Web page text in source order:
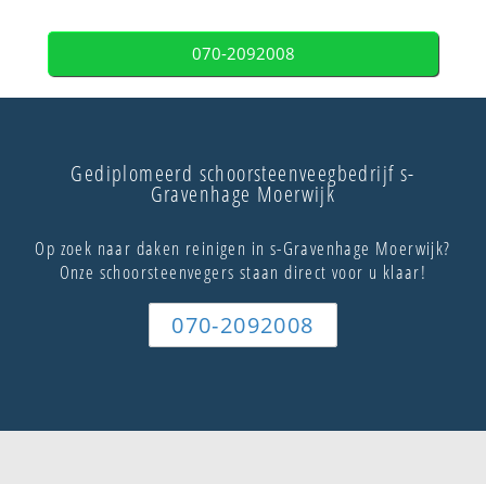
070-2092008
Gediplomeerd schoorsteenveegbedrijf s-
Gravenhage Moerwijk
Op zoek naar daken reinigen in s-Gravenhage Moerwijk?
Onze schoorsteenvegers staan direct voor u klaar!
070-2092008